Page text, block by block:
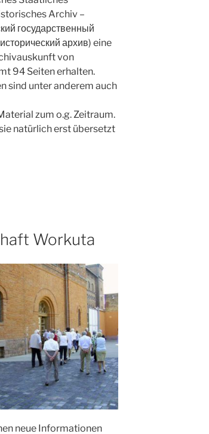
Archiv –
государственный
архив) eine
von
94 Seiten erhalten.
sind unter anderem auch
zum o.g. Zeitraum.
natürlich erst übersetzt
Workuta
neue Informationen